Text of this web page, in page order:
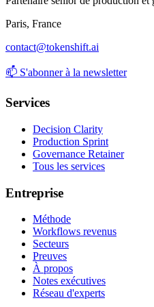
Paris, France
contact@tokenshift.ai
📫 S'abonner à la newsletter
Services
Decision Clarity
Production Sprint
Governance Retainer
Tous les services
Entreprise
Méthode
Workflows revenus
Secteurs
Preuves
À propos
Notes exécutives
Réseau d'experts